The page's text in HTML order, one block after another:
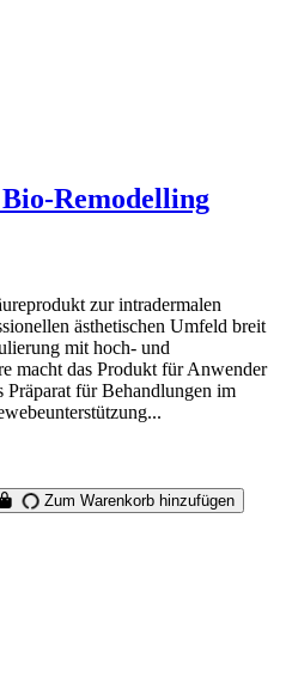
Remodelling
zur intradermalen
ästhetischen Umfeld breit
mit hoch- und
macht das Produkt für Anwender
Präparat für Behandlungen im
Zum Warenkorb hinzufügen